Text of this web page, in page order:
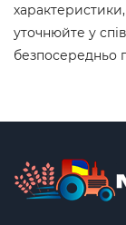
уточнюйте у
безпосередньо